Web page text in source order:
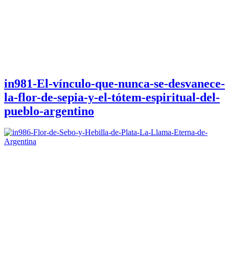
in981-El-vínculo-que-nunca-se-desvanece-
la-flor-de-sepia-y-el-tótem-espiritual-del-
pueblo-argentino